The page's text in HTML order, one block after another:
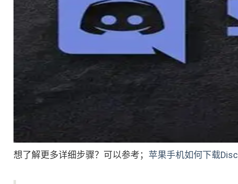
想了解更多详细步骤？可以参考； 苹果手机如何下载